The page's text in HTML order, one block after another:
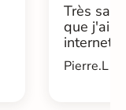
Très
que j'ai
internet....
Pierre.L -